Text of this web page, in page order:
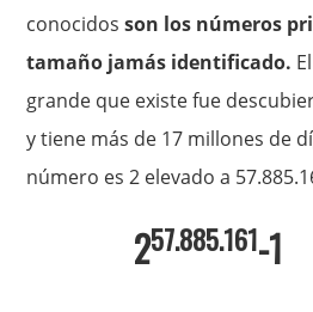
conocidosson los números
tamaño jamás identificado.
grande que existe fue
y tiene más de 17 millones de
número es 2 elevado a
257.885.161-1